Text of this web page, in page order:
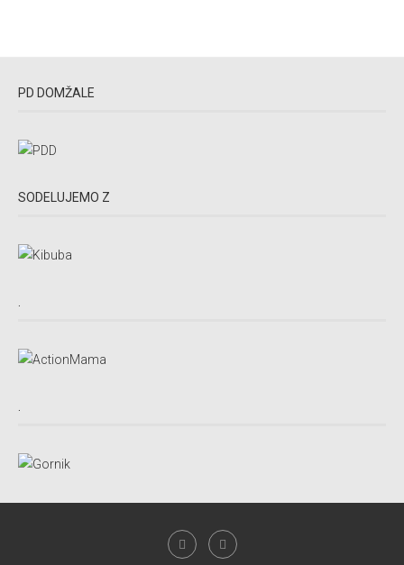
PD DOMŽALE
SODELUJEMO Z